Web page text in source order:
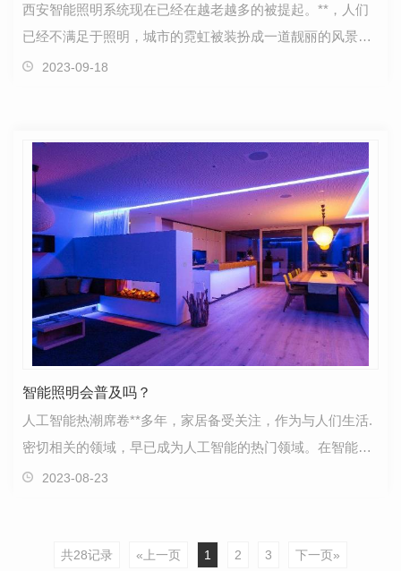
西安智能照明系统现在已经在越老越多的被提起。**，人们
已经不满足于照明，城市的霓虹被装扮成一道靓丽的风景，
全**的摩天大楼到了夜晚也迫不及待披上华丽的灯光，…
2023-09-18
智能照明会普及吗？
人工智能热潮席卷**多年，家居备受关注，作为与人们生活.
密切相关的领域，早已成为人工智能的热门领域。在智能家
居领域，智能照明在提高工作效率、生活质量和管理…
2023-08-23
共28记录 «上一页 1 2 3 下一页»